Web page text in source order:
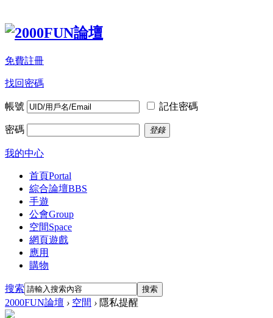
免費註冊
找回密碼
帳號 記住密碼
密碼 登錄
我的中心
首頁Portal
綜合論壇BBS
手遊
公會Group
空間Space
網頁遊戲
應用
購物
搜索 搜索
2000FUN論壇 › 空間 › 隱私提醒